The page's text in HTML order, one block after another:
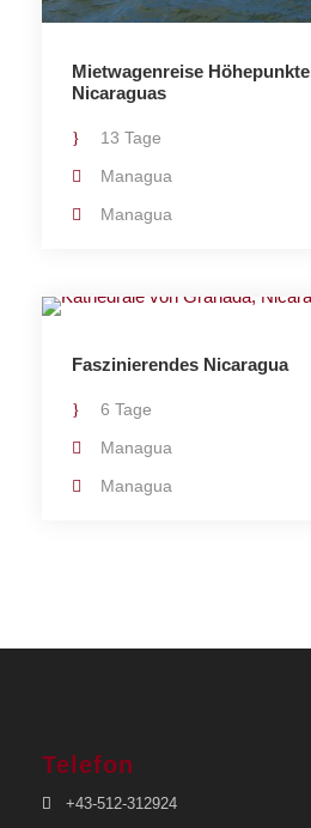
Mietwagenreise Höhepunkte
Nicaraguas
13 Tage
Managua
Managua
Faszinierendes Nicaragua
6 Tage
Managua
Managua
Telefon
+43-512-312924